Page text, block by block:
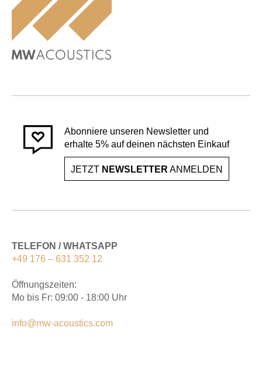
Abonniere unseren Newsletter und
erhalte 5% auf deinen nächsten Einkauf
JETZT NEWSLETTER ANMELDEN
TELEFON / WHATSAPP
+49 176 – 631 352 12
Öffnungszeiten:
Mo bis Fr: 09:00 - 18:00 Uhr
info@mw-acoustics.com